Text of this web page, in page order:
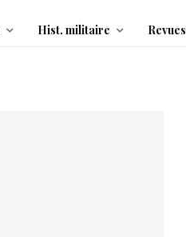
Hist. militaire Revues